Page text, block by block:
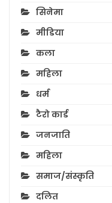
सिनेमा
मीडिया
कला
महिला
धर्म
टैरो कार्ड
जनजाति
महिला
समाज/संस्कृति
दलित